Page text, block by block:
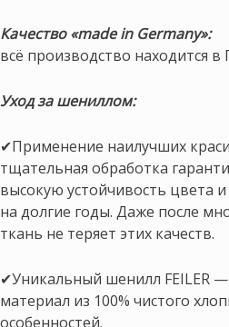
Качество «made in Germany»:
всё производство находится в
Уход за шениллом:
✔Применение наилучших
тщательная обработка
высокую устойчивость цвета
на долгие годы. Даже после
ткань не теряет этих качеств.
✔Уникальный шенилл FEILER
материал из 100% чистого
особенностей.